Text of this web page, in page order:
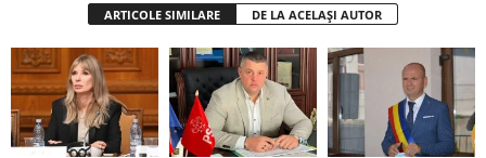
ARTICOLE SIMILARE DE LA ACELAȘI AUTOR